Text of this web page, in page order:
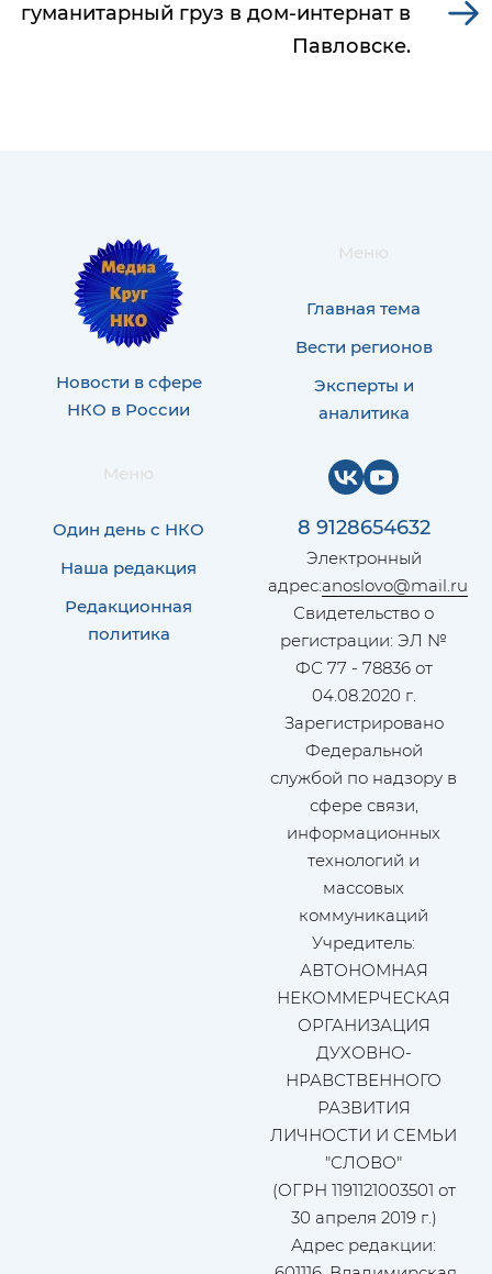
гуманитарный груз в дом-интернат в
Павловске.
Новости в сфере
НКО в России
Меню
Главная тема
Вести регионов
Эксперты и
аналитика
Меню
Один день с НКО
Наша редакция
Редакционная
политика
8 9128654632
Электронный
адрес:anoslovo@mail.ru
Свидетельство о
регистрации: ЭЛ №
ФС 77 - 78836 от
04.08.2020 г.
Зарегистрировано
Федеральной
службой по надзору в
сфере связи,
информационных
технологий и
массовых
коммуникаций
Учредитель:
АВТОНОМНАЯ
НЕКОММЕРЧЕСКАЯ
ОРГАНИЗАЦИЯ
ДУХОВНО-
НРАВСТВЕННОГО
РАЗВИТИЯ
ЛИЧНОСТИ И СЕМЬИ
"СЛОВО"
(ОГРН 1191121003501 от
30 апреля 2019 г.)
Адрес редакции: